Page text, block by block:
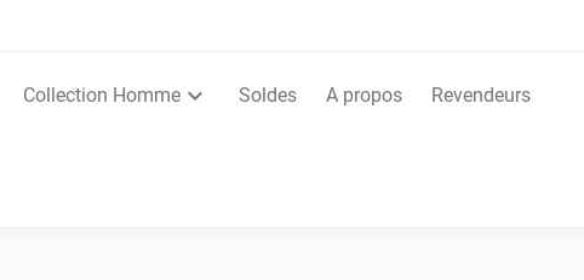
Collection Homme Soldes A propos Revendeurs